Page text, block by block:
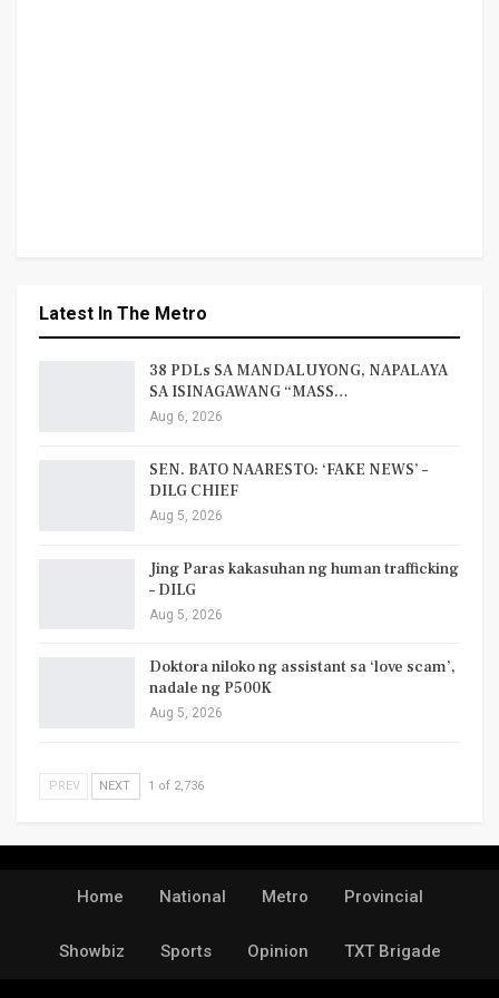
Latest In The Metro
38 PDLs SA MANDALUYONG, NAPALAYA
SA ISINAGAWANG “MASS…
Aug 6, 2026
SEN. BATO NAARESTO: ‘FAKE NEWS’ –
DILG CHIEF
Aug 5, 2026
Jing Paras kakasuhan ng human trafficking
– DILG
Aug 5, 2026
Doktora niloko ng assistant sa ‘love scam’,
nadale ng P500K
Aug 5, 2026
PREV NEXT 1 of 2,736
Home National Metro Provincial
Showbiz Sports Opinion TXT Brigade